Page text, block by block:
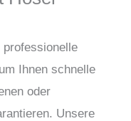
Ihnen schnelle
oder
Unsere